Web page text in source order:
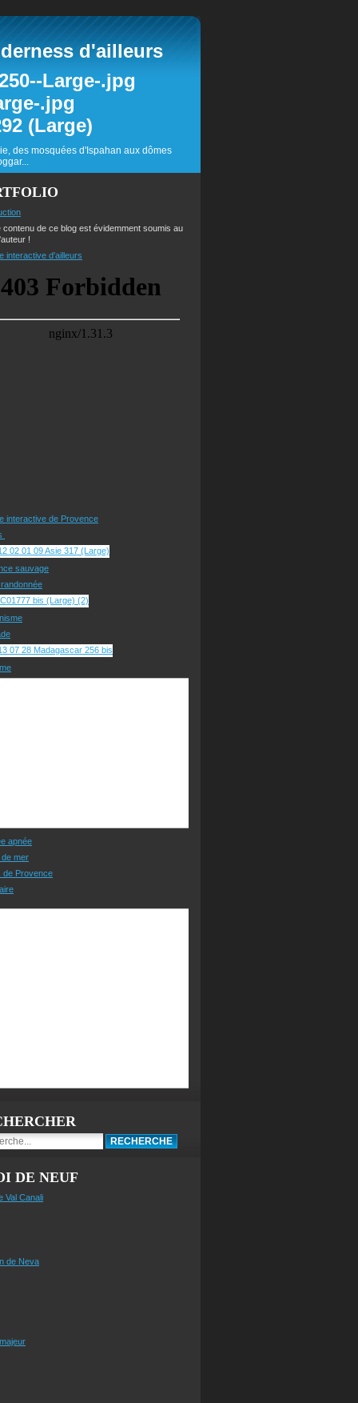
d'ailleurs
des mosquées d'Ispahan aux dômes
contenu de ce blog est évidemment soumis au
!
interactive d'ailleurs
interactive de Provence
sauvage
apnée
mer
de Provence
DE NEUF
Val Canali
de Neva